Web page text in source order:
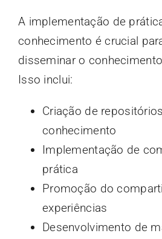
A implementação de
conhecimento é crucial
disseminar o
Isso inclui:
Criação de
conhecimento
Implementação de
prática
Promoção do
experiências
Desenvolvimento de